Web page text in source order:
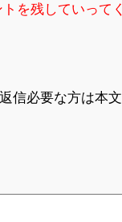
を残していって
信必要な方は本